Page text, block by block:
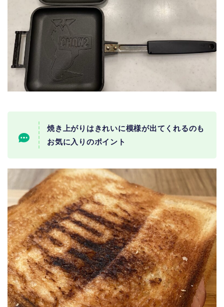
焼き上がりはきれいに模様が出てくれるのも
お気に入りのポイント